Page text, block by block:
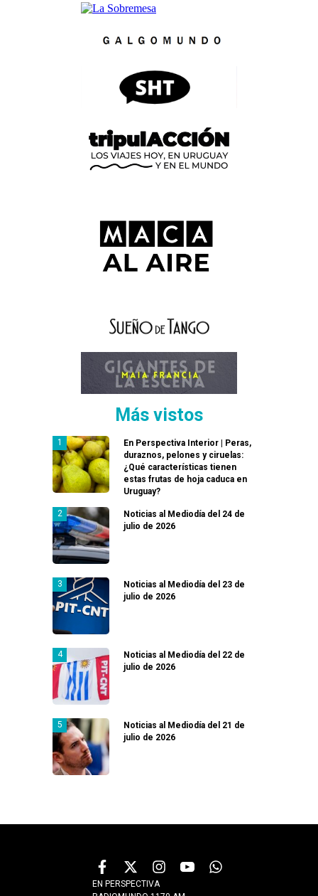
Más vistos
En Perspectiva Interior | Peras,
duraznos, pelones y ciruelas:
¿Qué características tienen
estas frutas de hoja caduca en
Uruguay?
Noticias al Mediodía del 24 de
julio de 2026
Noticias al Mediodía del 23 de
julio de 2026
Noticias al Mediodía del 22 de
julio de 2026
Noticias al Mediodía del 21 de
julio de 2026
EN PERSPECTIVA